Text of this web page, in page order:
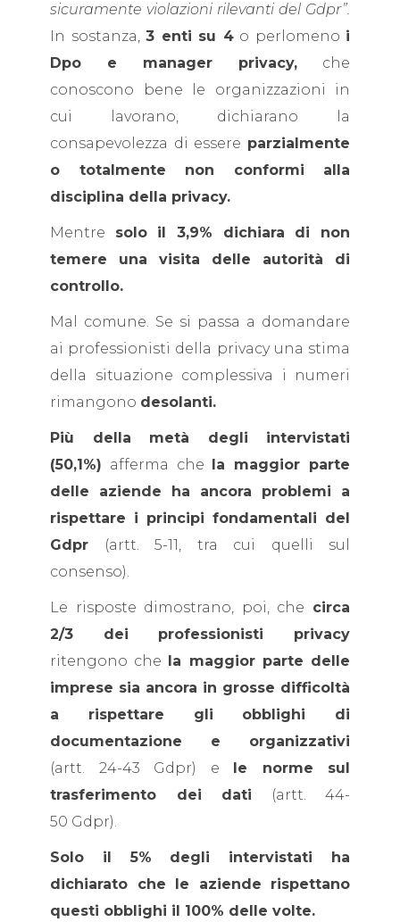
sicuramente violazioni rilevanti del Gdpr”.
In sostanza, 3 enti su 4o perlomeno i
Dpo e manager privacy, che
conoscono bene le organizzazioni in
cui lavorano, dichiarano la
consapevolezza di essere parzialmente
o totalmente non conformi alla
disciplina della privacy.
Mentre solo il 3,9% dichiara di non
temere una visita delle autorità di
controllo.
Mal comune. Se si passa a domandare
ai professionisti della privacy una stima
della situazione complessiva i numeri
rimangono desolanti.
Più della metà degli intervistati
(50,1%) afferma che la maggior parte
delle aziende ha ancora problemi a
rispettare i principi fondamentali del
Gdpr (artt. 5-11, tra cui quelli sul
consenso).
Le risposte dimostrano, poi, che circa
2/3 dei professionisti privacy
ritengono che la maggior parte delle
imprese sia ancora in grosse difficoltà
a rispettare gli obblighi di
documentazione e organizzativi
(artt. 24-43 Gdpr) e le norme sul
trasferimento dei dati (artt. 44-
50 Gdpr).
Solo il 5% degli intervistati ha
dichiarato che le aziende rispettano
questi obblighi il 100% delle volte.